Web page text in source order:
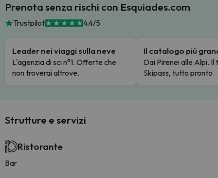
Prenota senza rischi con Esquiades.com
Trustpilot 4.4/5
Leader nei viaggi sulla neve
L'agenzia di sci n°1. Offerte che
non troverai altrove.
Il catalogo più
Dai Pirenei alle Alpi. Il
Skipass, tutto pronto.
Strutture e servizi
Ristorante
Bar